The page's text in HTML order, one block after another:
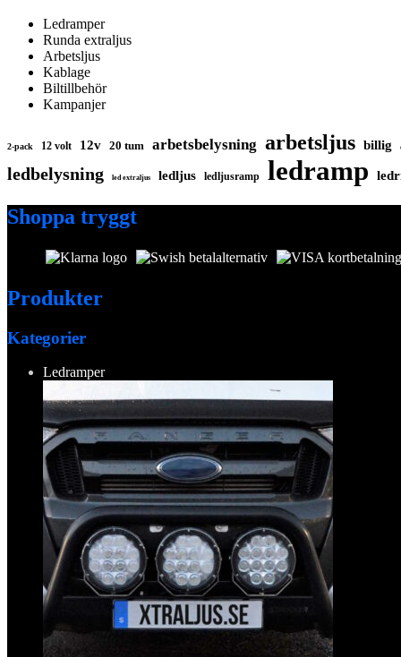
Ledramper
Runda extraljus
Arbetsljus
Kablage
Biltillbehör
Kampanjer
2-pack 12 volt 12v 20 tum arbetsbelysning arbetsljus billig
ledbelysning led extraljus ledljus ledljusramp ledramp
Shoppa tryggt
Produkter
Kategorier
Ledramper